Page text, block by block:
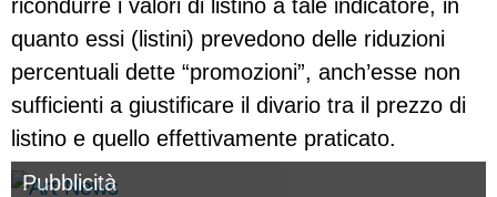
ricondurre i valori di listino a tale indicatore, in
quanto essi (listini) prevedono delle riduzioni
percentuali dette “promozioni”, anch’esse non
sufficienti a giustificare il divario tra il prezzo di
listino e quello effettivamente praticato.
Pubblicità